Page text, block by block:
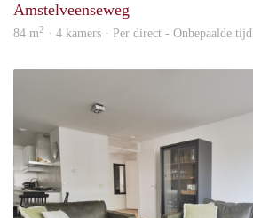
Amstelveenseweg
84 m2 · 4 kamers · Per direct - Onbepaalde tijd